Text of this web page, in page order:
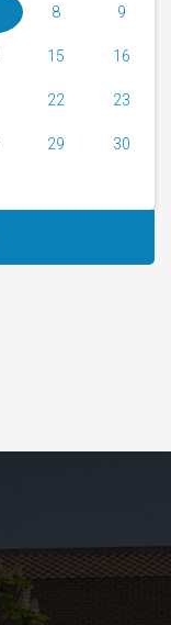
8 9
15 16
22 23
29 30